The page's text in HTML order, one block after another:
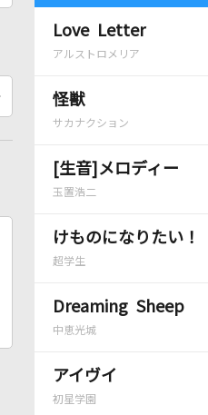
Love Letter
アルストロメリア
怪獣
サカナクション
[生音]メロディー
玉置浩二
けものになりたい！
超学生
Dreaming Sheep
中恵光城
アイヴイ
初星学園